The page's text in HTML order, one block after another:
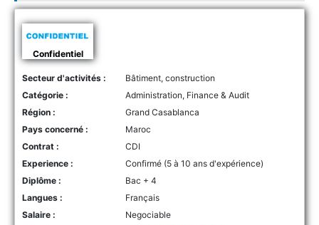
Confidentiel
Secteur d'activités :
Bâtiment, construction
Catégorie :
Administration, Finance & Audit
Région :
Grand Casablanca
Pays concerné :
Maroc
Contrat :
CDI
Experience :
Confirmé (5 à 10 ans d'expérience)
Diplôme :
Bac + 4
Langues :
Français
Salaire :
Negociable